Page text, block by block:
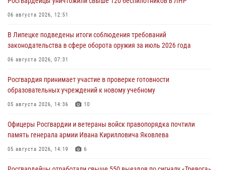
06 августа 2026, 12:51
В Липецке подведены итоги соблюдения требований
законодательства в сфере оборота оружия за июль 2026 года
06 августа 2026, 07:31
Росгвардия принимает участие в проверке готовности
образовательных учреждений к новому учебному
05 августа 2026, 14:36 10
Офицеры Росгвардии и ветераны войск правопорядка почтили
память генерала армии Ивана Кирилловича Яковлева
05 августа 2026, 14:19 6